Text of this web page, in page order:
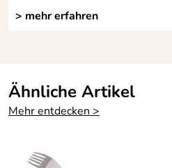
> mehr erfahren
Ähnliche Artikel
Mehr entdecken >